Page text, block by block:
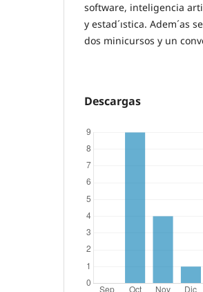
software, inteligencia
y estad´ıstica. Adem´as
dos minicursos y un
Descargas